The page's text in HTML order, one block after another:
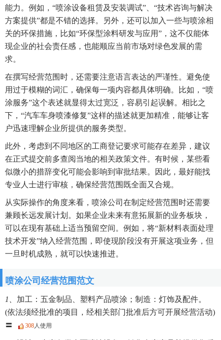
能力。例如，“喷涂设备租赁及安装调试”、“技术咨询与解决
方案提供”都是不错的选择。另外，还可以加入一些与喷涂相
关的环保措施，比如“环保型涂料研发与应用”，这不仅能体
现企业的社会责任感，也能顺应当前市场对绿色发展的需
求。
在撰写经营范围时，还需要注意语言表达的严谨性。避免使
用过于模糊的词汇，确保每一项内容都具体明确。比如，“喷
涂服务”这个表述就显得太过宽泛，容易引起误解。相比之
下，“汽车车身喷漆修复”这样的描述就更加精准，能够让客
户迅速理解企业所提供的服务类型。
此外，考虑到不同地区的工商登记要求可能存在差异，建议
在正式提交前多查阅当地的相关政策文件。有时候，某些看
似微小的措辞变化可能会影响到审批结果。因此，最好能找
专业人士进行审核，确保经营范围既全面又合规。
从实际操作的角度来看，喷涂公司在制定经营范围时还需要
兼顾长远发展计划。如果企业未来有意拓展新的业务板块，
可以在现有基础上适当预留空间。例如，将“新材料表面处理
技术开发”纳入经营范围，即使现阶段没有开展这项业务，但
一旦时机成熟，就可以快速推进。
喷涂公司经营范围范文
1、 加工：五金制品、塑料产品喷涂；制造：灯饰及配件。
(依法须经批准的项目，经相关部门批准后方可开展经营活动)
〓
308人使用